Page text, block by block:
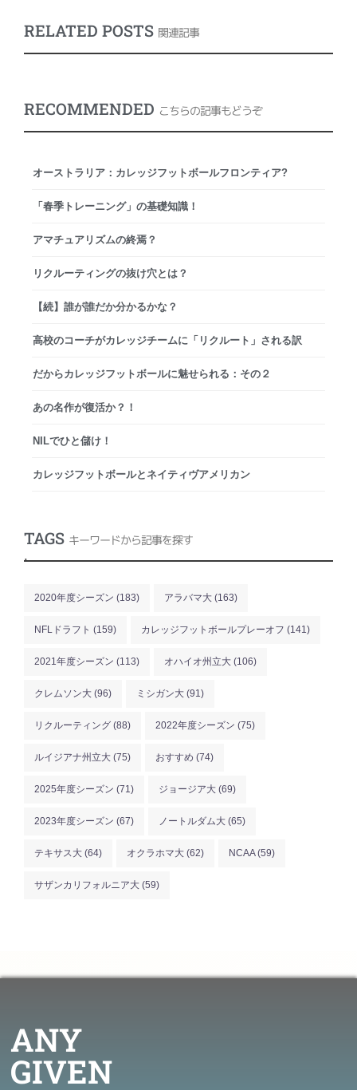
RELATED POSTS 関連記事
RECOMMENDED こちらの記事もどうぞ
オーストラリア：カレッジフットボールフロンティア?
「春季トレーニング」の基礎知識！
アマチュアリズムの終焉？
リクルーティングの抜け穴とは？
【続】誰が誰だか分かるかな？
高校のコーチがカレッジチームに「リクルート」される訳
だからカレッジフットボールに魅せられる：その２
あの名作が復活か？！
NILでひと儲け！
カレッジフットボールとネイティヴアメリカン
TAGS キーワードから記事を探す
.
2020年度シーズン (183) アラバマ大 (163)
NFLドラフト (159) カレッジフットボールプレーオフ (141)
2021年度シーズン (113) オハイオ州立大 (106)
クレムソン大 (96) ミシガン大 (91)
リクルーティング (88) 2022年度シーズン (75)
ルイジアナ州立大 (75) おすすめ (74)
2025年度シーズン (71) ジョージア大 (69)
2023年度シーズン (67) ノートルダム大 (65)
テキサス大 (64) オクラホマ大 (62) NCAA(59)
サザンカリフォルニア大 (59)
ANY
GIVEN